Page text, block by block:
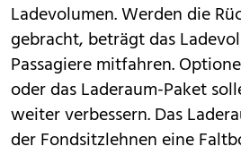
Ladevolumen. Werden die
gebracht, beträgt das
Passagiere mitfahren.
oder das Laderaum-Paket
weiter verbessern. Das
der Fondsitzlehnen eine